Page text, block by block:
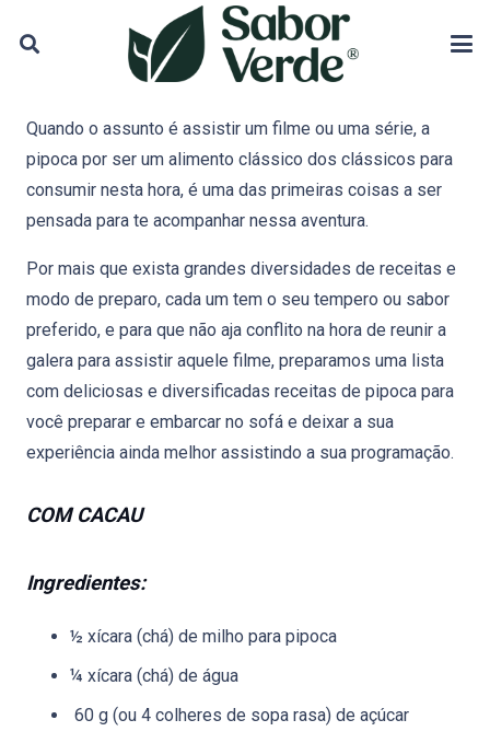
Quando o assunto é assistir um filme ou uma série, a
pipoca por ser um alimento clássico dos clássicos para
consumir nesta hora, é uma das primeiras coisas a ser
pensada para te acompanhar nessa aventura.
Por mais que exista grandes diversidades de receitas e
modo de preparo, cada um tem o seu tempero ou sabor
preferido, e para que não aja conflito na hora de reunir a
galera para assistir aquele filme, preparamos uma lista
com deliciosas e diversificadas receitas de pipoca para
você preparar e embarcar no sofá e deixar a sua
experiência ainda melhor assistindo a sua programação.
COM CACAU
Ingredientes:
½ xícara (chá) de milho para pipoca
¼ xícara (chá) de água
60 g (ou 4 colheres de sopa rasa) de açúcar